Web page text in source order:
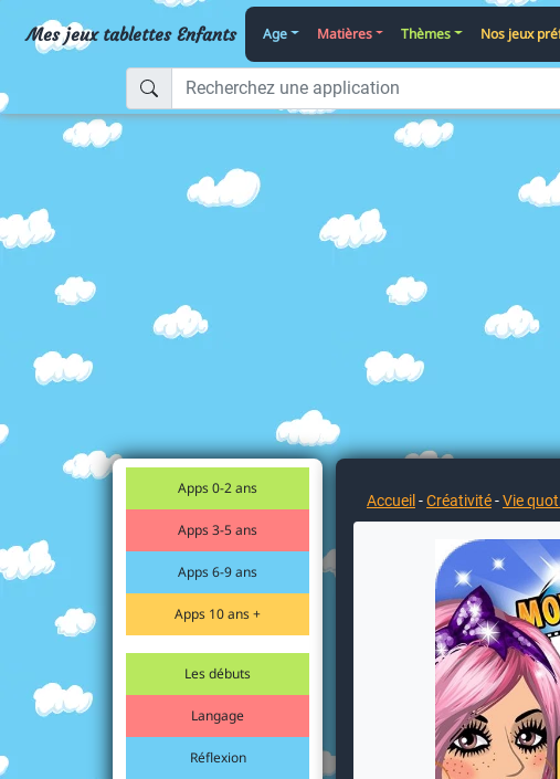
Mes jeux tablettes Enfants Age Matières Thèmes Nos jeux
Apps 0-2 ans
Apps 3-5 ans
Apps 6-9 ans
Apps 10 ans +
Les débuts
Langage
Réflexion
Accueil -Créativité-Vie